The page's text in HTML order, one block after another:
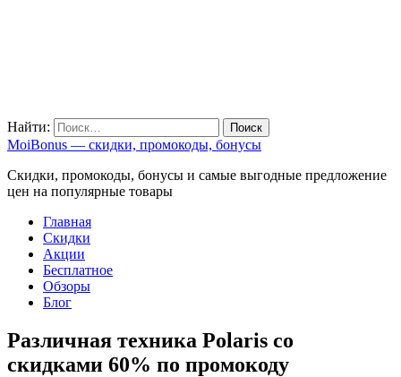
Найти:
MoiBonus — скидки, промокоды, бонусы
Скидки, промокоды, бонусы и самые выгодные предложение
цен на популярные товары
Главная
Скидки
Акции
Бесплатное
Обзоры
Блог
Различная техника Polaris со
скидками 60% по промокоду